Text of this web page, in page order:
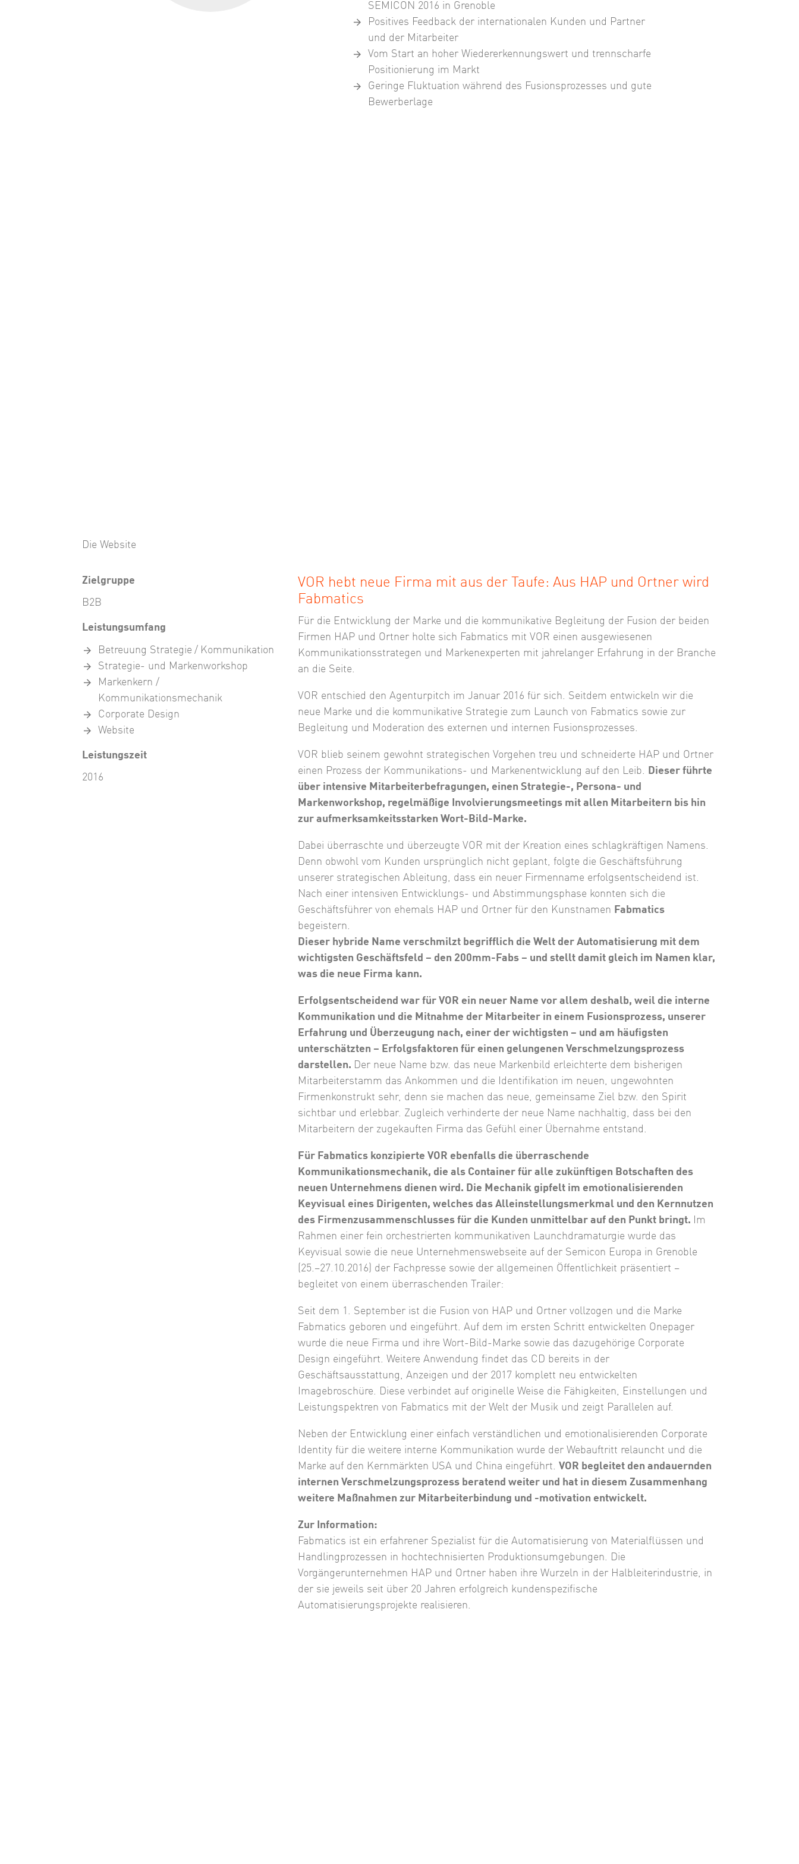
SEMICON 2016 in Grenoble
Positives Feedback der internationalen Kunden und Partner
und der Mitarbeiter
Vom Start an hoher Wiedererkennungswert und trennscharfe
Positionierung im Markt
Geringe Fluktuation während des Fusionsprozesses und gute
Bewerberlage
Die Website
Zielgruppe
B2B
Leistungsumfang
Betreuung Strategie / Kommunikation
Strategie- und Markenworkshop
Markenkern /
Kommunikationsmechanik
Corporate Design
Website
Leistungszeit
2016
VOR hebt neue Firma mit aus der Taufe: Aus HAP und Ortner wird
Fabmatics
Für die Entwicklung der Marke und die kommunikative Begleitung der Fusion der beiden
Firmen HAP und Ortner holte sich Fabmatics mit VOR einen ausgewiesenen
Kommunikationsstrategen und Markenexperten mit jahrelanger Erfahrung in der Branche
an die Seite.
VOR entschied den Agenturpitch im Januar 2016 für sich. Seitdem entwickeln wir die
neue Marke und die kommunikative Strategie zum Launch von Fabmatics sowie zur
Begleitung und Moderation des externen und internen Fusionsprozesses.
VOR blieb seinem gewohnt strategischen Vorgehen treu und schneiderte HAP und Ortner
einen Prozess der Kommunikations- und Markenentwicklung auf den Leib.
Dieser führte
über intensive Mitarbeiterbefragungen, einen Strategie-, Persona- und
Markenworkshop, regelmäßige Involvierungsmeetings mit allen Mitarbeitern bis hin
zur aufmerksamkeitsstarken Wort-Bild-Marke.
Dabei überraschte und überzeugte VOR mit der Kreation eines schlagkräftigen Namens.
Denn obwohl vom Kunden ursprünglich nicht geplant, folgte die Geschäftsführung
unserer strategischen Ableitung, dass ein neuer Firmenname erfolgsentscheidend ist.
Nach einer intensiven Entwicklungs- und Abstimmungsphase konnten sich die
Geschäftsführer von ehemals HAP und Ortner für den Kunstnamen Fabmatics
begeistern.
Dieser hybride Name verschmilzt begrifflich die Welt der Automatisierung mit dem
wichtigsten Geschäftsfeld – den 200mm-Fabs – und stellt damit gleich im Namen klar,
was die neue Firma kann.
Erfolgsentscheidend war für VOR ein neuer Name vor allem deshalb, weil die interne
Kommunikation und die Mitnahme der Mitarbeiter in einem Fusionsprozess, unserer
Erfahrung und Überzeugung nach, einer der wichtigsten – und am häufigsten
unterschätzten – Erfolgsfaktoren für einen gelungenen Verschmelzungsprozess
darstellen. Der neue Name bzw. das neue Markenbild erleichterte dem bisherigen
Mitarbeiterstamm das Ankommen und die Identifikation im neuen, ungewohnten
Firmenkonstrukt sehr, denn sie machen das neue, gemeinsame Ziel bzw. den Spirit
sichtbar und erlebbar. Zugleich verhinderte der neue Name nachhaltig, dass bei den
Mitarbeitern der zugekauften Firma das Gefühl einer Übernahme entstand.
Für Fabmatics konzipierte VOR ebenfalls die überraschende
Kommunikationsmechanik, die als Container für alle zukünftigen Botschaften des
neuen Unternehmens dienen wird. Die Mechanik gipfelt im emotionalisierenden
Keyvisual eines Dirigenten, welches das Alleinstellungsmerkmal und den Kernnutzen
des Firmenzusammenschlusses für die Kunden unmittelbar auf den Punkt bringt.
Im
Rahmen einer fein orchestrierten kommunikativen Launchdramaturgie wurde das
Keyvisual sowie die neue Unternehmenswebseite auf der Semicon Europa in Grenoble
(25.–27.10.2016) der Fachpresse sowie der allgemeinen Öffentlichkeit präsentiert –
begleitet von einem überraschenden Trailer:
Seit dem 1. September ist die Fusion von HAP und Ortner vollzogen und die Marke
Fabmatics geboren und eingeführt. Auf dem im ersten Schritt entwickelten Onepager
wurde die neue Firma und ihre Wort-Bild-Marke sowie das dazugehörige Corporate
Design eingeführt. Weitere Anwendung findet das CD bereits in der
Geschäftsausstattung, Anzeigen und der 2017 komplett neu entwickelten
Imagebroschüre. Diese verbindet auf originelle Weise die Fähigkeiten, Einstellungen und
Leistungspektren von Fabmatics mit der Welt der Musik und zeigt Parallelen auf.
Neben der Entwicklung einer einfach verständlichen und emotionalisierenden Corporate
Identity für die weitere interne Kommunikation wurde der Webauftritt relauncht und die
Marke auf den Kernmärkten USA und China eingeführt.VOR begleitet den andauernden
internen Verschmelzungsprozess beratend weiter und hat in diesem Zusammenhang
weitere Maßnahmen zur Mitarbeiterbindung und -motivation entwickelt.
Zur Information:
Fabmatics ist ein erfahrener Spezialist für die Automatisierung von Materialflüssen und
Handlingprozessen in hochtechnisierten Produktionsumgebungen. Die
Vorgängerunternehmen HAP und Ortner haben ihre Wurzeln in der Halbleiterindustrie, in
der sie jeweils seit über 20 Jahren erfolgreich kundenspezifische
Automatisierungsprojekte realisieren.